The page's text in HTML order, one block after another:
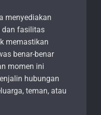
menyediakan
dan fasilitas
memastikan
benar-benar
momen ini
hubungan
teman, atau